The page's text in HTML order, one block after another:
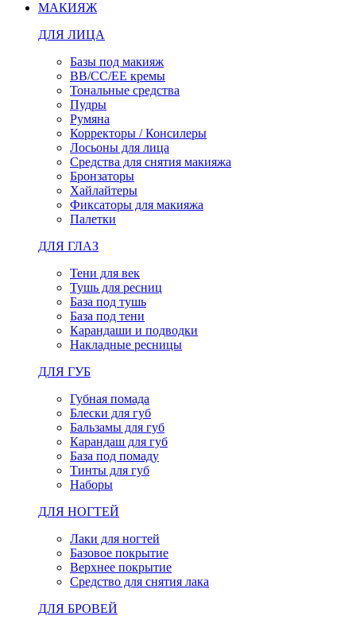
МАКИЯЖ
ДЛЯ ЛИЦА
Базы под макияж
BB/CC/EE кремы
Тональные средства
Пудры
Румяна
Корректоры / Консилеры
Лосьоны для лица
Средства для снятия макияжа
Бронзаторы
Хайлайтеры
Фиксаторы для макияжа
Палетки
ДЛЯ ГЛАЗ
Тени для век
Тушь для ресниц
База под тушь
База под тени
Карандаши и подводки
Накладные ресницы
ДЛЯ ГУБ
Губная помада
Блески для губ
Бальзамы для губ
Карандаш для губ
База под помаду
Тинты для губ
Наборы
ДЛЯ НОГТЕЙ
Лаки для ногтей
Базовое покрытие
Верхнее покрытие
Средство для снятия лака
ДЛЯ БРОВЕЙ